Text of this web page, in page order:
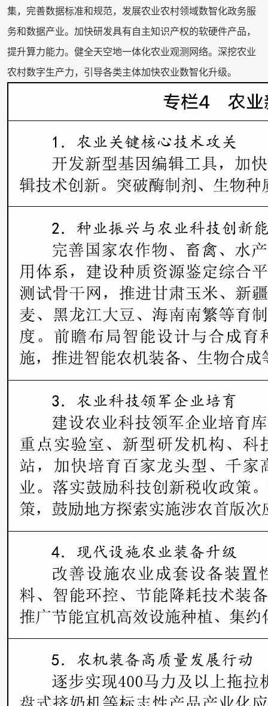
集，完善数据标准和规范，发展农业农村领域数智化政务服
务和数据产业。加快研发具有自主知识产权的软硬件产品，
提升算力能力。健全天空地一体化农业观测网络。深挖农业
农村数字生产力，引导各类主体加快农业数智化升级。